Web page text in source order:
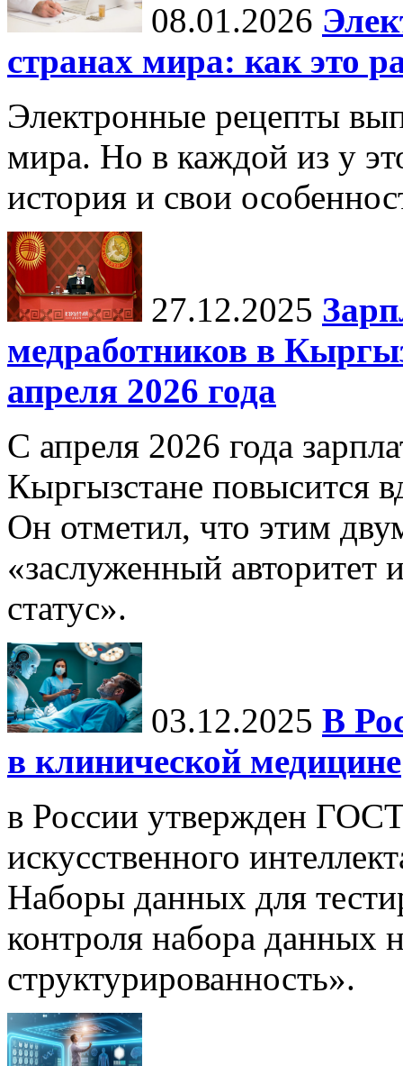
08.01.2026
странах мира: как это
Электронные рецепты
мира. Но в каждой из у
история и свои
27.12.2025
медработников в
апреля 2026 года
С апреля 2026 года
Кыргызстане повысится
Он отметил, что этим
«заслуженный
статус».
03.12.2025 В
в клинической медицине
в России утвержден
искусственного
Наборы данных для
контроля набора данных
структурированность».